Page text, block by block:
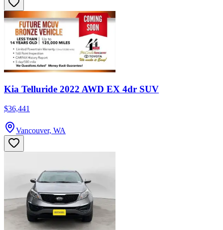
Kia Telluride 2022 AWD EX 4dr SUV
$36,441
Vancouver, WA